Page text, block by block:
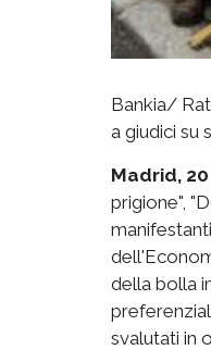
Bankia/
a giudici su
Madrid,
prigione",
della bolla
svalutati in